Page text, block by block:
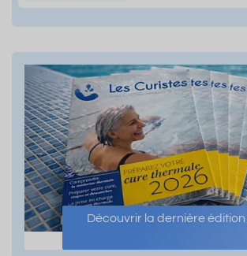
Découvrir la dernière